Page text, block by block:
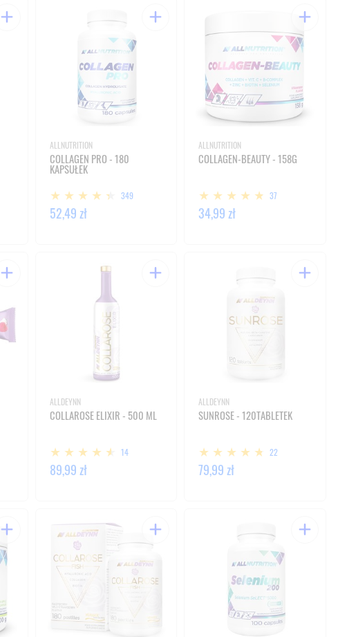
ALLNUTRITION
COLLAGEN PRO - 180
KAPSUŁEK
349
52,49 zł
ALLNUTRITION
COLLAGEN-BEAUTY - 158G
37
34,99 zł
ALLDEYNN
COLLAROSE ELIXIR - 500 ML
14
89,99 zł
ALLDEYNN
SUNROSE - 120TABLETEK
22
79,99 zł